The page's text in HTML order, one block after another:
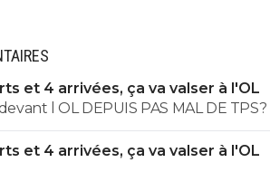
et 4 arrivées, ça va valser à l'OL
l OL DEPUIS PAS MAL DE TPS? lol. t
et 4 arrivées, ça va valser à l'OL